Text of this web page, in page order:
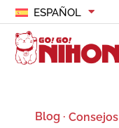
ESPAÑOL
Blog · Consejos